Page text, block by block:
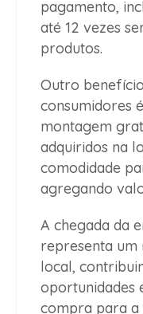
pagamento,
até 12 vezes
produtos.
Outro
consumidores
montagem
adquiridos na
comodidade
agregando
A chegada da
representa
local,
oportunidades
compra para a